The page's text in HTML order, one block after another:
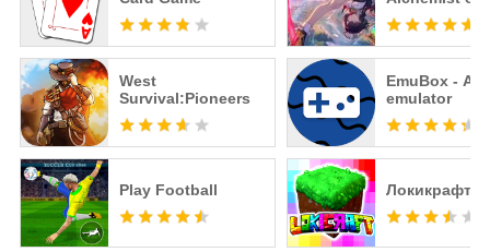
・কোও তাইওরিনি। এসপি যারা এস্কেপ গেমস/নভেল/হরর পছন্দ করেন
・যারা এস্কেপ অ্যাডভেঞ্চার উপন্যাস তাসোকারে হোটেল পছন্দ করেন
West
Survival:Pioneers
Play Football
Memories &
Envisioned
EmuBox - All
emulator
Локикрафт